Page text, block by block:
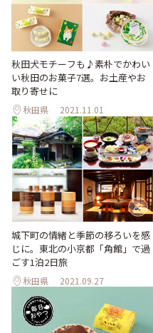
秋田犬モチーフも♪素朴でかわい
い秋田のお菓子7選。お土産やお
取り寄せに
秋田県 2021.11.01
城下町の情緒と季節の移ろいを感
じに。東北の小京都「角館」で過
ごす1泊2日旅
秋田県 2021.09.27